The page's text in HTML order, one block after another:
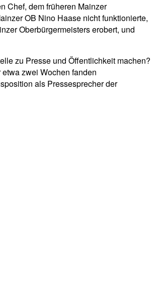
Chef, dem früheren Mainzer
OB Nino Haase nicht funktionierte,
Oberbürgermeisters erobert, und
zu Presse und Öffentlichkeit machen?
zwei Wochen fanden
als Pressesprecher der